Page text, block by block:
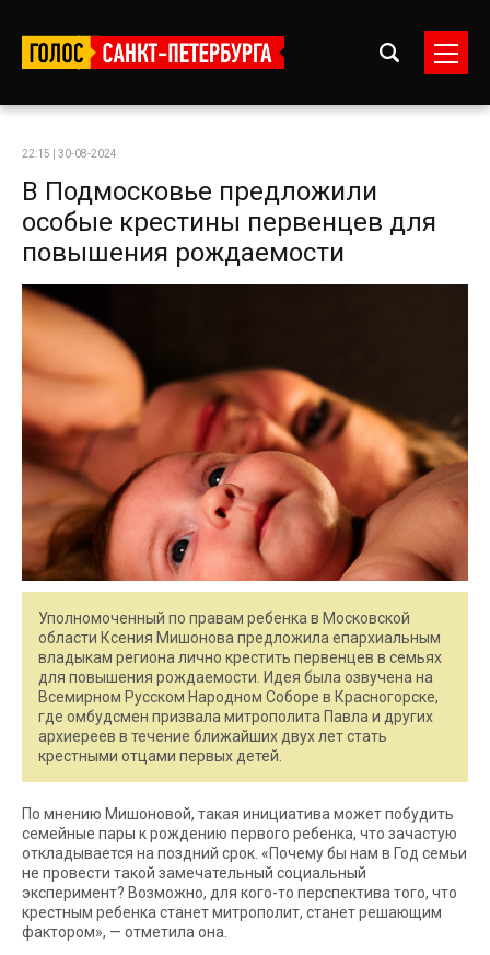
22:15 | 30-08-2024
В Подмосковье предложили
особые крестины первенцев для
повышения рождаемости
Уполномоченный по правам ребенка в Московской
области Ксения Мишонова предложила епархиальным
владыкам региона лично крестить первенцев в семьях
для повышения рождаемости. Идея была озвучена на
Всемирном Русском Народном Соборе в Красногорске,
где омбудсмен призвала митрополита Павла и других
архиереев в течение ближайших двух лет стать
крестными отцами первых детей.
По мнению Мишоновой, такая инициатива может побудить
семейные пары к рождению первого ребенка, что зачастую
откладывается на поздний срок. «Почему бы нам в Год семьи
не провести такой замечательный социальный
эксперимент? Возможно, для кого-то перспектива того, что
крестным ребенка станет митрополит, станет решающим
фактором», — отметила она.